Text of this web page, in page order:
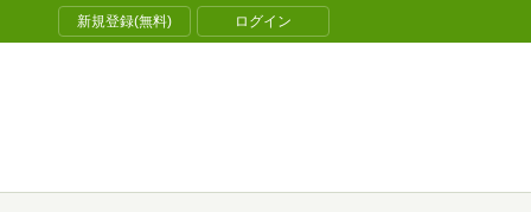
新規登録(無料) ログイン